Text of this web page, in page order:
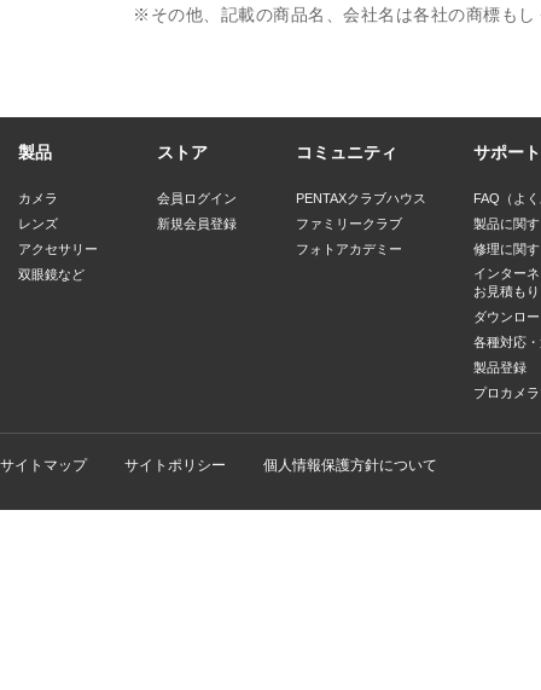
※その他、記載の商品名、会社名は各社の商標もし
製品
カメラ
レンズ
アクセサリー
双眼鏡など
ストア
会員ログイン
新規会員登録
コミュニティ
PENTAXクラブハウス
ファミリークラブ
フォトアカデミー
サポート
FAQ（よ
製品に関
修理に関
インター
お見積もり
ダウンロ
各種対応
製品登録
プロカメ
サイトマップ サイトポリシー 個人情報保護方針について